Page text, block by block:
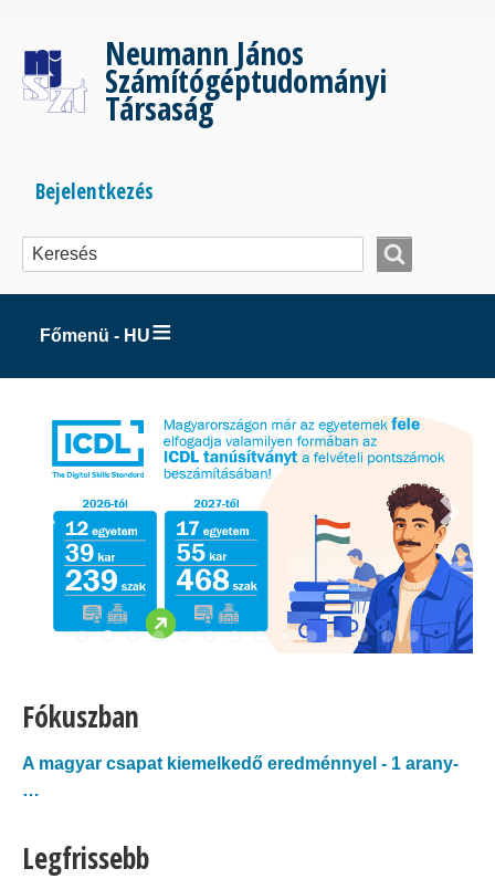
tartalomra
Neumann János
Számítógéptudományi
Társaság
Bejelentkezés
menüje
Bejelentkezés
Főmenü - HU
Fókuszban
A magyar csapat kiemelkedő eredménnyel - 1 arany-
…
Olympiad 2026-on!
Legfrissebb